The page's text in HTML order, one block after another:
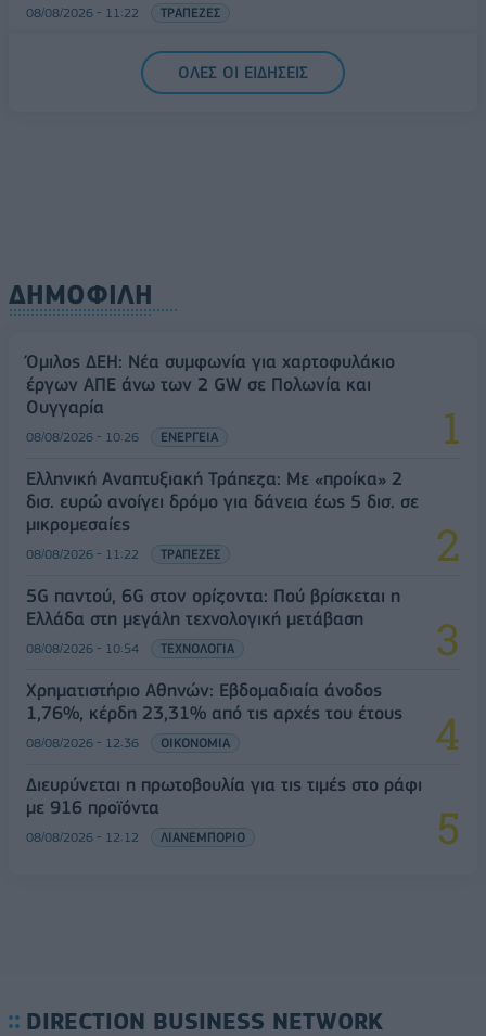
08/08/2026 - 11:22 ΤΡΑΠΕΖΕΣ
5G παντού, 6G στον ορίζοντα: Πού βρίσκεται η
Ελλάδα στη μεγάλη τεχνολογική μετάβαση
ΟΛΕΣ ΟΙ ΕΙΔΗΣΕΙΣ
ΔΗΜΟΦΙΛΗ
Όμιλος ΔΕΗ: Νέα συμφωνία για χαρτοφυλάκιο
έργων ΑΠΕ άνω των 2 GW σε Πολωνία και
Ουγγαρία
08/08/2026 - 10:26 ΕΝΕΡΓΕΙΑ
Ελληνική Αναπτυξιακή Τράπεζα: Με «προίκα» 2
δισ. ευρώ ανοίγει δρόμο για δάνεια έως 5 δισ. σε
μικρομεσαίες
08/08/2026 - 11:22 ΤΡΑΠΕΖΕΣ
5G παντού, 6G στον ορίζοντα: Πού βρίσκεται η
Ελλάδα στη μεγάλη τεχνολογική μετάβαση
08/08/2026 - 10:54 ΤΕΧΝΟΛΟΓΙΑ
Χρηματιστήριο Αθηνών: Εβδομαδιαία άνοδος
1,76%, κέρδη 23,31% από τις αρχές του έτους
08/08/2026 - 12:36 ΟΙΚΟΝΟΜΙΑ
Διευρύνεται η πρωτοβουλία για τις τιμές στο ράφι
με 916 προϊόντα
08/08/2026 - 12:12 ΛΙΑΝΕΜΠΟΡΙΟ
DIRECTION BUSINESS NETWORK